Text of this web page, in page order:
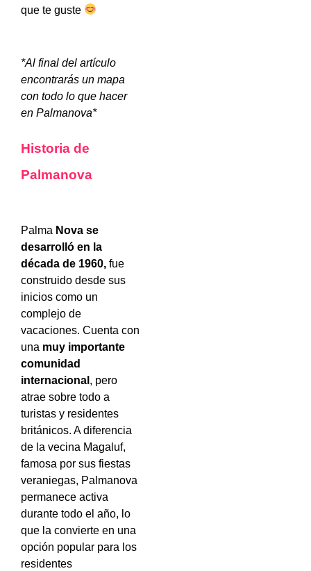
que te guste
*Al final del artículo
encontrarás un mapa
con todo lo que hacer
en Palmanova*
Historia de
Palmanova
Palma Nova se
desarrolló en la
década de 1960, fue
construido desde sus
inicios como un
complejo de
vacaciones. Cuenta con
una muy importante
comunidad
internacional , pero
atrae sobre todo a
turistas y residentes
británicos. A diferencia
de la vecina Magaluf,
famosa por sus fiestas
veraniegas, Palmanova
permanece activa
durante todo el año, lo
que la convierte en una
opción popular para los
residentes